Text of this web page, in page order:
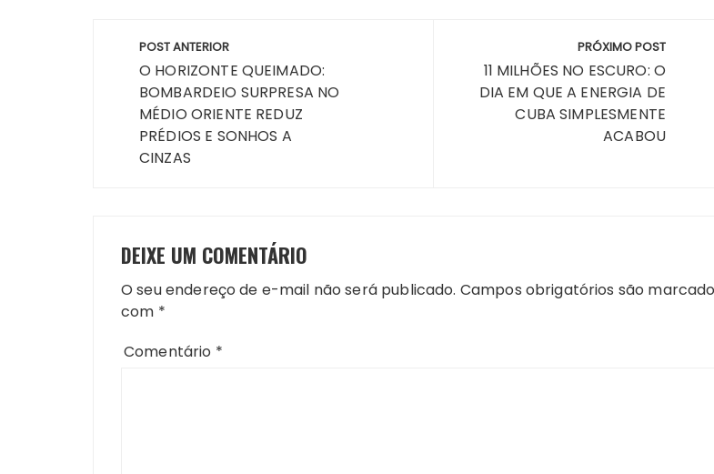
Navegação
Post
POST ANTERIOR
O HORIZONTE QUEIMADO:
BOMBARDEIO SURPRESA NO
MÉDIO ORIENTE REDUZ
PRÉDIOS E SONHOS A
CINZAS
PRÓXIMO POST
11 MILHÕES NO ESCURO: O
DIA EM QUE A ENERGIA DE
CUBA SIMPLESMENTE
ACABOU
DEIXE UM COMENTÁRIO
O seu endereço de e-mail não será publicado. Campos obrigatórios são
com *
Comentário *